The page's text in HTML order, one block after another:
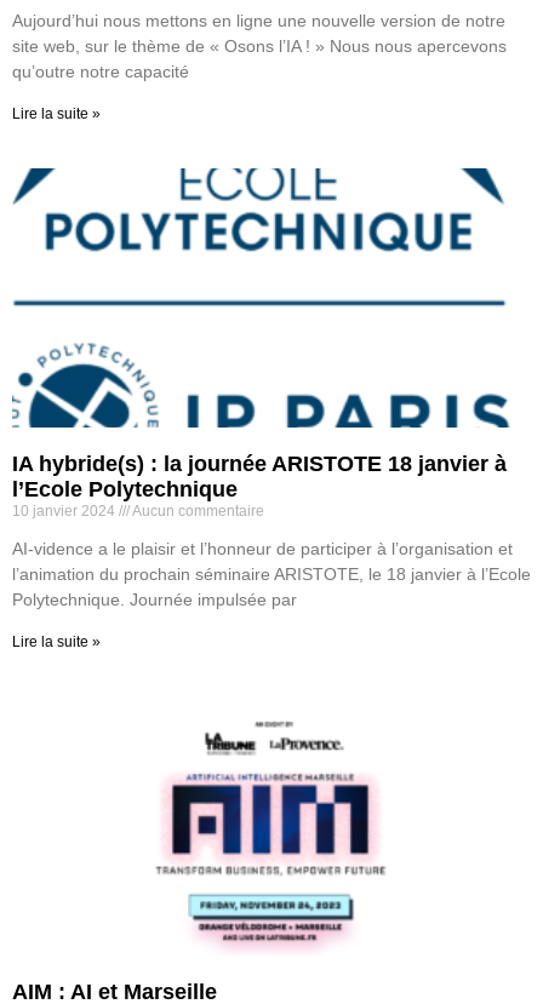
Aujourd’hui nous mettons en ligne une nouvelle version de notre
site web, sur le thème de « Osons l’IA ! » Nous nous apercevons
qu’outre notre capacité
Lire la suite »
IA hybride(s) : la journée ARISTOTE 18 janvier à
l’Ecole Polytechnique
10 janvier 2024 Aucun commentaire
AI-vidence a le plaisir et l’honneur de participer à l’organisation et
l’animation du prochain séminaire ARISTOTE, le 18 janvier à l’Ecole
Polytechnique. Journée impulsée par
Lire la suite »
AIM : AI et Marseille